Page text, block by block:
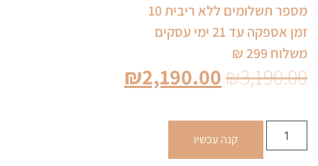
מספר תשלומים ללא ריבית 10
זמן אספקה עד 21 ימי עסקים
משלוח 299 ₪
₪3,190.00
₪2,190.00
קנה עכשיו